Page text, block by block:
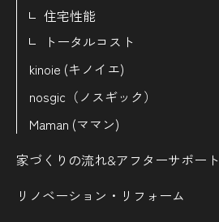
住宅性能
トータルコスト
kinoie (キノイエ)
nosgic（ノスギック）
Maman (ママン)
家づくりの流れ&アフターサポート
リノベーション・リフォーム